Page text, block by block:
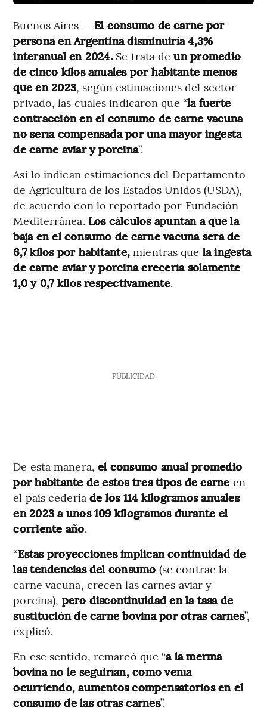
Buenos Aires — El consumo de carne por
persona en Argentina disminuiría 4,3%
interanual en 2024. Se trata deun promedio
de cinco kilos anuales por habitante menos
que en 2023, según estimaciones del sector
privado, las cuales indicaron que “la fuerte
contracción en el consumo de carne vacuna
no sería compensada por una mayor ingesta
de carne aviar y porcina”.
Así lo indican estimaciones del Departamento
de Agricultura de los Estados Unidos (USDA),
de acuerdo con lo reportado por Fundación
Mediterránea. Los cálculos apuntan a que la
baja en el consumo de carne vacuna será de
6,7 kilos por habitante, mientras que la ingesta
de carne aviar y porcina crecería solamente
1,0 y 0,7 kilos respectivamente.
PUBLICIDAD
De esta manera, el consumo anual promedio
por habitante de estos tres tipos de carne en
el país cedería de los 114 kilogramos anuales
en 2023 a unos 109 kilogramos durante el
corriente año.
“Estas proyecciones implican continuidad de
las tendencias del consumo (se contrae la
carne vacuna, crecen las carnes aviar y
porcina), pero discontinuidad en la tasa de
sustitución de carne bovina por otras carnes”,
explicó.
En ese sentido, remarcó que “a la merma
bovina no le seguirían, como venía
ocurriendo, aumentos compensatorios en el
consumo de las otras carnes”.